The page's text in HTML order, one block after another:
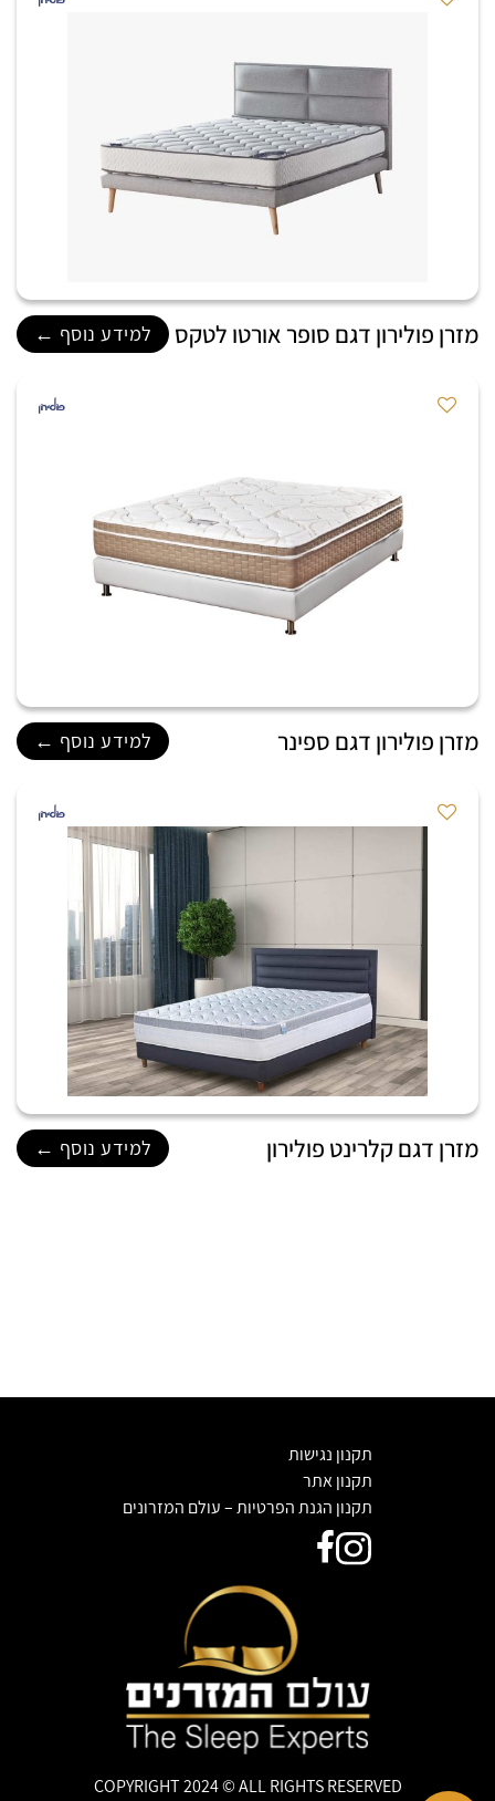
מזרן פולירון דגם סופר אורטו לטקס למידע נוסף ←
מזרן פולירון דגם ספינר למידע נוסף ←
מזרן דגם קלרינט פולירון למידע נוסף ←
תקנון נגישות
תקנון אתר
תקנון הגנת הפרטיות – עולם המזרונים
COPYRIGHT 2024 © ALL RIGHTS RESERVED